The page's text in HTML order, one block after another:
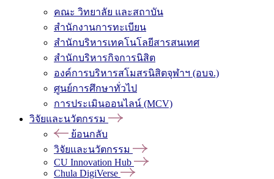
คณะ วิทยาลัย และสถาบัน
สำนักงานการทะเบียน
สำนักบริหารเทคโนโลยีสารสนเทศ
สำนักบริหารกิจการนิสิต
องค์การบริหารสโมสรนิสิตจุฬาฯ (อบจ.)
ศูนย์การศึกษาทั่วไป
การประเมินออนไลน์ (MCV)
วิจัยและนวัตกรรม
ย้อนกลับ
วิจัยและนวัตกรรม
CU Innovation Hub
Chula DigiVerse